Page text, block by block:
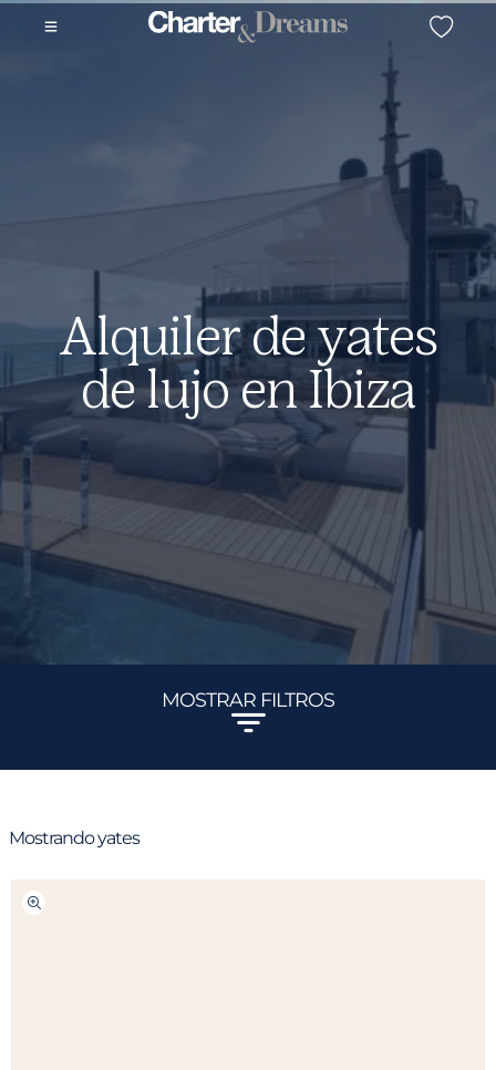
Alquiler de yates
de lujo en Ibiza
MOSTRAR FILTROS
Mostrandoyates